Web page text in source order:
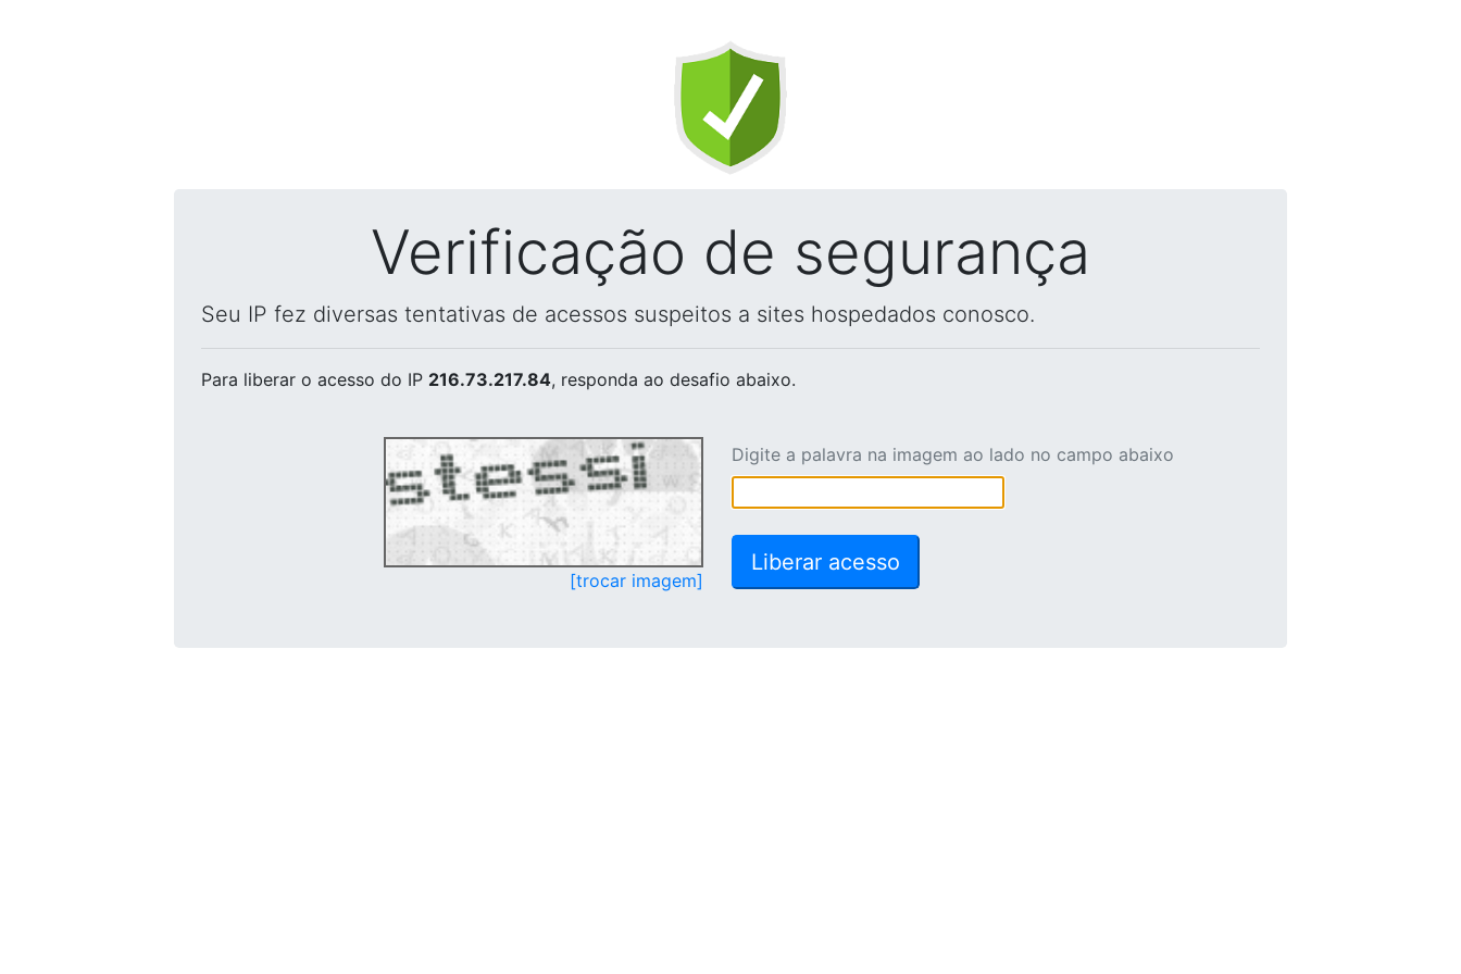
Verificação de segurança
Seu IP fez diversas tentativas de acessos suspeitos a sites hospedados conosco.
Para liberar o acesso do IP 216.73.217.84, responda ao desafio abaixo.
[trocar imagem]
Digite a palavra na imagem ao lado no campo abaixo